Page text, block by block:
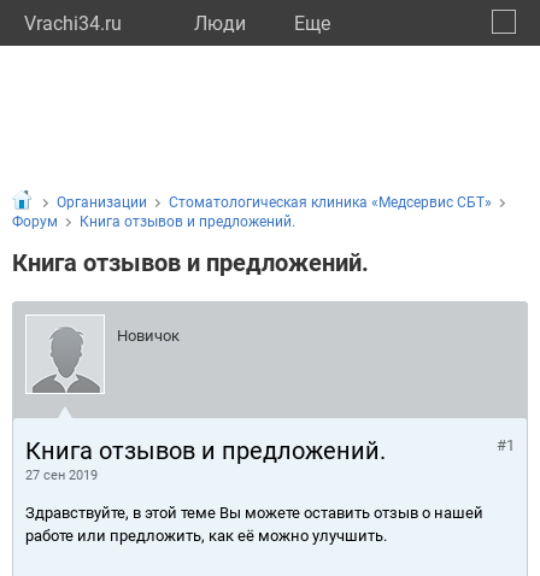
Vrachi34.ru Люди Eще
Организации
Стоматологическая клиника «Медсервис СБТ»
Форум
Книга отзывов и предложений.
Книга отзывов и предложений.
Новичок
Книга отзывов и предложений.
27 сен 2019
#1
Здравствуйте, в этой теме Вы можете оставить отзыв о нашей
работе или предложить, как её можно улучшить.